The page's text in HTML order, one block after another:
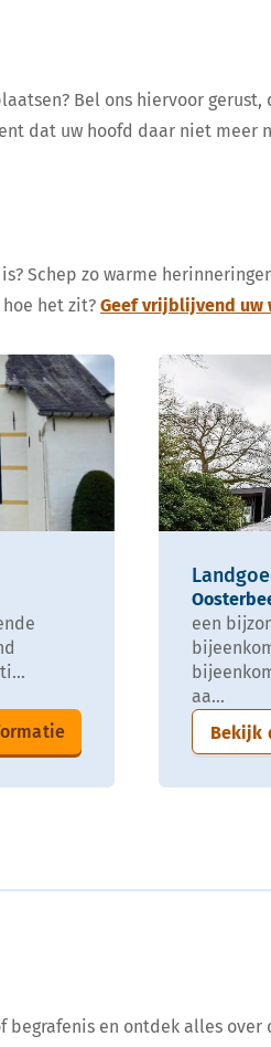
Bel ons hiervoor gerust,
dat uw hoofd daar niet meer
Schep zo warme
het zit? Geef vrijblijvend uw
een
aa...
Bekijk
begrafenis en ontdek alles over